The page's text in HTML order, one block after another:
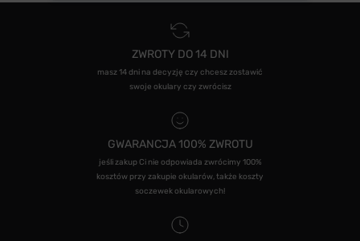
ZWROTY DO 14 DNI
masz 14 dni na decyzję czy chcesz zostawić
swoje okulary czy zwrócisz
GWARANCJA 100% ZWROTU
jeśli zakup Ci nie odpowiada zwrócimy 100%
kosztów przy zakupie okularów, także koszty
soczewek okularowych!